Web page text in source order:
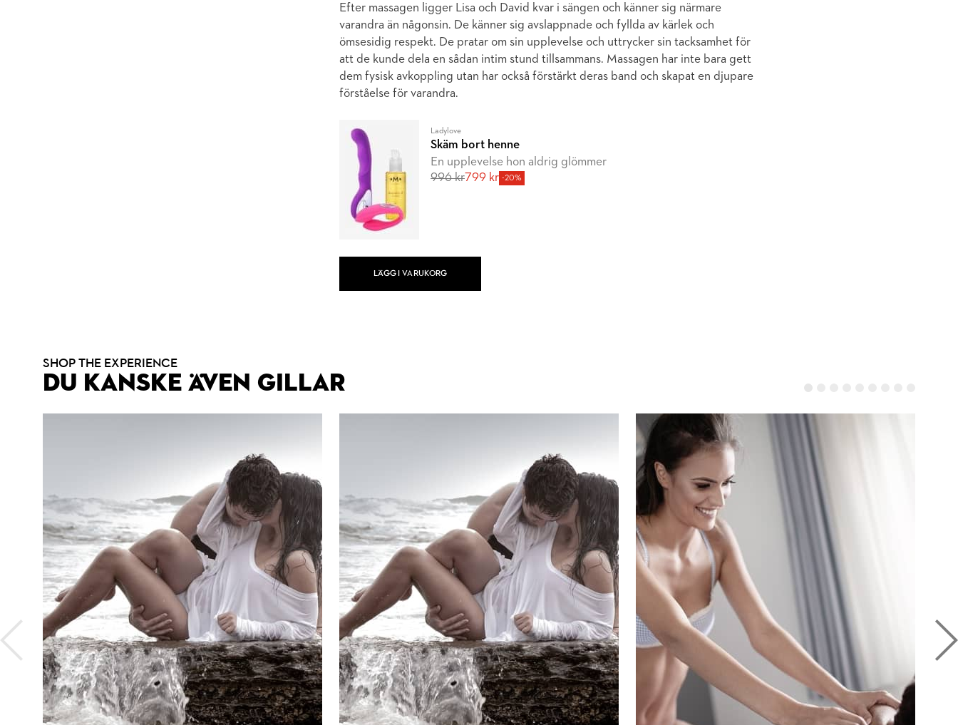
Efter massagen ligger Lisa och David kvar i sängen och känner sig närmare
varandra än någonsin. De känner sig avslappnade och fyllda av kärlek och
ömsesidig respekt. De pratar om sin upplevelse och uttrycker sin tacksamhet för
att de kunde dela en sådan intim stund tillsammans. Massagen har inte bara gett
dem fysisk avkoppling utan har också förstärkt deras band och skapat en djupare
förståelse för varandra.
Ladylove
Skäm bort henne
En upplevelse hon aldrig glömmer
996 kr799 kr -20%
LÄGG I VARUKORG
SHOP THE EXPERIENCE
DU KANSKE ÄVEN GILLAR